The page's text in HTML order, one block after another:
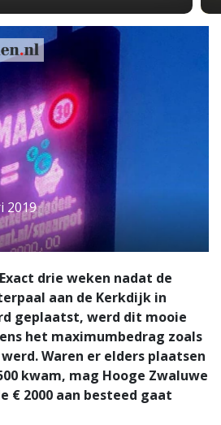
2019
drie weken nadat de
aan de Kerkdijk in
geplaatst, werd dit mooie
het maximumbedrag zoals
Waren er elders plaatsen
kwam, mag Hooge Zwaluwe
€ 2000 aan besteed gaat